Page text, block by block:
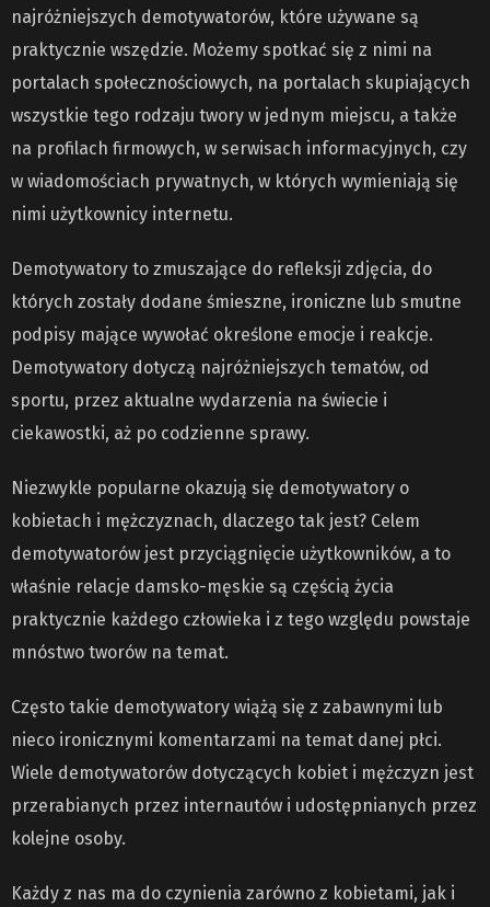
najróżniejszych demotywatorów, które używane są
praktycznie wszędzie. Możemy spotkać się z nimi na
portalach społecznościowych, na portalach skupiających
wszystkie tego rodzaju twory w jednym miejscu, a także
na profilach firmowych, w serwisach informacyjnych, czy
w wiadomościach prywatnych, w których wymieniają się
nimi użytkownicy internetu.
Demotywatory to zmuszające do refleksji zdjęcia, do
których zostały dodane śmieszne, ironiczne lub smutne
podpisy mające wywołać określone emocje i reakcje.
Demotywatory dotyczą najróżniejszych tematów, od
sportu, przez aktualne wydarzenia na świecie i
ciekawostki, aż po codzienne sprawy.
Niezwykle popularne okazują się demotywatory o
kobietach i mężczyznach, dlaczego tak jest? Celem
demotywatorów jest przyciągnięcie użytkowników, a to
właśnie relacje damsko-męskie są częścią życia
praktycznie każdego człowieka i z tego względu powstaje
mnóstwo tworów na temat.
Często takie demotywatory wiążą się z zabawnymi lub
nieco ironicznymi komentarzami na temat danej płci.
Wiele demotywatorów dotyczących kobiet i mężczyzn jest
przerabianych przez internautów i udostępnianych przez
kolejne osoby.
Każdy z nas ma do czynienia zarówno z kobietami, jak i